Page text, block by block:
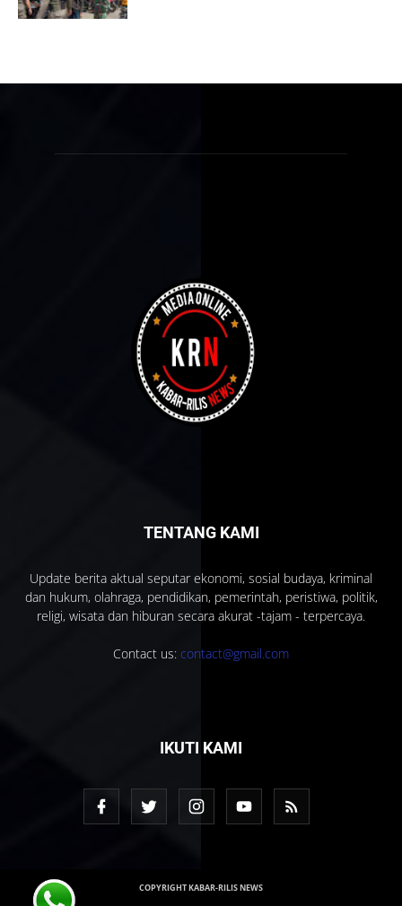
TENTANG KAMI
Update berita aktual seputar ekonomi, sosial budaya, kriminal
dan hukum, olahraga, pendidikan, pemerintah, peristiwa, politik,
religi, wisata dan hiburan secara akurat -tajam - terpercaya.
Contact us: contact@gmail.com
IKUTI KAMI
COPYRIGHT KABAR-RILIS NEWS